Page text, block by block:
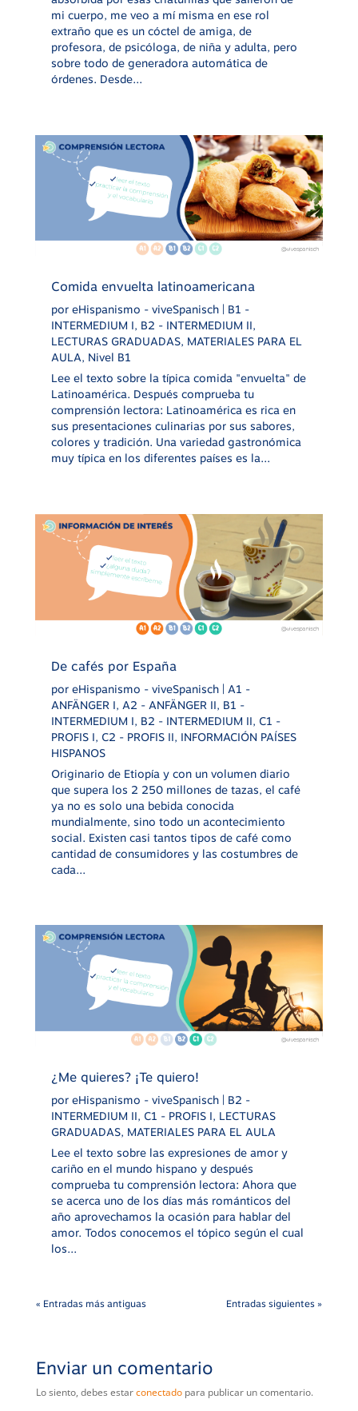
mi cuerpo, me veo a mí misma en ese rol
extraño que es un cóctel de amiga, de
profesora, de psicóloga, de niña y adulta, pero
sobre todo de generadora automática de
órdenes. Desde...
Comida envuelta latinoamericana
por eHispanismo - viveSpanisch| B1 -
INTERMEDIUM I, B2 - INTERMEDIUM II,
LECTURAS GRADUADAS, MATERIALES PARA EL
AULA, Nivel B1
Lee el texto sobre la típica comida "envuelta" de
Latinoamérica. Después comprueba tu
comprensión lectora: Latinoamérica es rica en
sus presentaciones culinarias por sus sabores,
colores y tradición. Una variedad gastronómica
muy típica en los diferentes países es la...
De cafés por España
por eHispanismo - viveSpanisch| A1 -
ANFÄNGER I, A2 - ANFÄNGER II, B1 -
INTERMEDIUM I, B2 - INTERMEDIUM II, C1 -
PROFIS I, C2 - PROFIS II, INFORMACIÓN PAÍSES
HISPANOS
Originario de Etiopía y con un volumen diario
que supera los 2 250 millones de tazas, el café
ya no es solo una bebida conocida
mundialmente, sino todo un acontecimiento
social. Existen casi tantos tipos de café como
cantidad de consumidores y las costumbres de
cada...
¿Me quieres? ¡Te quiero!
por eHispanismo - viveSpanisch| B2 -
INTERMEDIUM II, C1 - PROFIS I, LECTURAS
GRADUADAS, MATERIALES PARA EL AULA
Lee el texto sobre las expresiones de amor y
cariño en el mundo hispano y después
comprueba tu comprensión lectora: Ahora que
se acerca uno de los días más románticos del
año aprovechamos la ocasión para hablar del
amor. Todos conocemos el tópico según el cual
los...
« Entradas más antiguas Entradas siguientes »
Enviar un comentario
Lo siento, debes estarconectadopara publicar un comentario.